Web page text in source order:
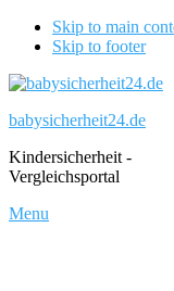
Skip to main
Skip to footer
babysicherheit24.de
Kindersicherheit -
Vergleichsportal
Menu